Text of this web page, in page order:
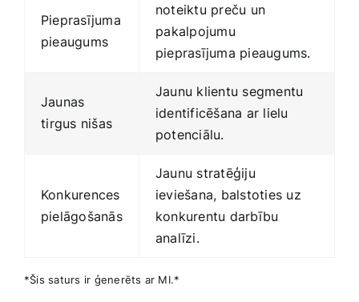
Pieprasījuma
pieaugums
noteiktu preču un
⁤pakalpojumu⁤
pieprasījuma pieaugums.
Jaunas
⁤tirgus nišas
Jaunu klientu segmentu
‍identificēšana ar lielu
potenciālu.
Konkurences
pielāgošanās
Jaunu stratēģiju
ieviešana, balstoties ‌uz
konkurentu darbību
analīzi.
*Šis saturs ir ģenerēts ar MI.*